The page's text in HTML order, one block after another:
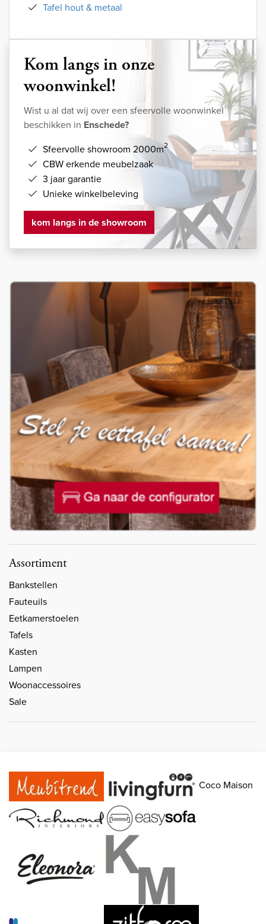
Assortiment
Bankstellen
Fauteuils
Eetkamerstoelen
Tafels
Kasten
Lampen
Woonaccessoires
Sale
Tafel hout & metaal
Kom langs in onze
woonwinkel!
Wist u al dat wij over een sfeervolle woonwinkel
beschikken in Enschede?
Sfeervolle showroom 2000m2
CBW erkende meubelzaak
3 jaar garantie
Unieke winkelbeleving
kom langs in de showroom
Coco Maison